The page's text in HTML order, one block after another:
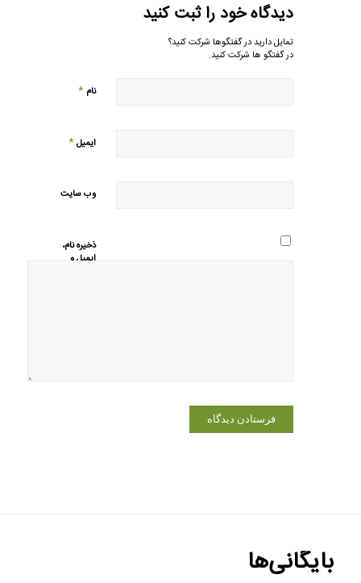
دیدگاه خود را ثبت کنید
تمایل دارید در گفتگوها شرکت کنید؟
در گفتگو ها شرکت کنید.
نام *
ایمیل*
وب‌ سایت
ذخیره نام،
ایمیل و
بایگانی‌ها